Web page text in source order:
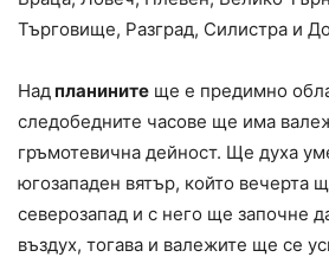
Търговище, Разград, Силистра и
Надпланините ще е предимно
следобедните часове ще има
гръмотевична дейност. Ще духа
югозападен вятър, който вечерта
северозапад и с него ще започне
въздух, тогава и валежите ще се